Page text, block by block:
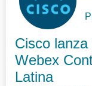
Cisco
Webex
Latina